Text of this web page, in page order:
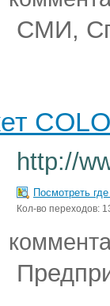
СМИ,
http://
Посмотреть
Кол-во переходов: